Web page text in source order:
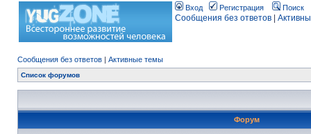
Вход Регистрация Поиск
Сообщения без ответов
Сообщения без ответов | Активные темы
Список форумов
Форум